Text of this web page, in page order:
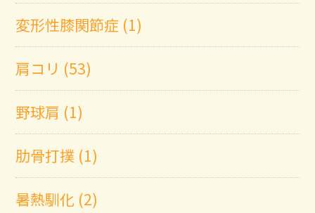
変形性膝関節症 (1)
肩コリ (53)
野球肩 (1)
肋骨打撲 (1)
暑熱馴化 (2)